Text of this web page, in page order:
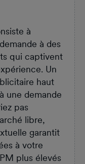
à
à des
qui captivent
Un
haut
une demande
pas
libre,
garantit
à votre
plus élevés